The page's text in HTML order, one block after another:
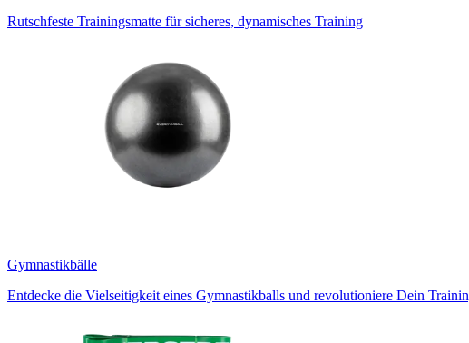
Rutschfeste Trainingsmatte für sicheres, dynamisches Training
Gymnastikbälle
Entdecke die Vielseitigkeit eines Gymnastikballs und revolutioniere Dein